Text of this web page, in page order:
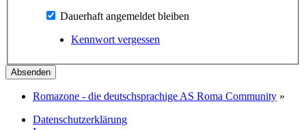
Dauerhaft angemeldet bleiben
Kennwort vergessen
Romazone - die deutschsprachige AS Roma Community »
Datenschutzerklärung